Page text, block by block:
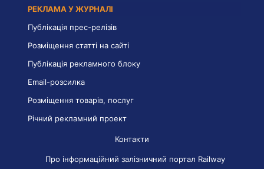
РЕКЛАМА У ЖУРНАЛІ
Публікація прес-релізів
Розміщення статті на сайті
Публікація рекламного блоку
Email-розсилка
Розміщення товарів, послуг
Річний рекламний проект
Контакти
Про інформаційний залізничний портал Railway